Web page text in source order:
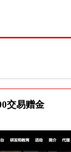
交易赠金